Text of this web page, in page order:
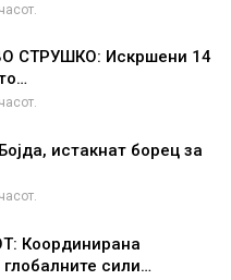
СТРУШКО: Искршени 14
истакнат борец за
Координирана
глобалните сили…